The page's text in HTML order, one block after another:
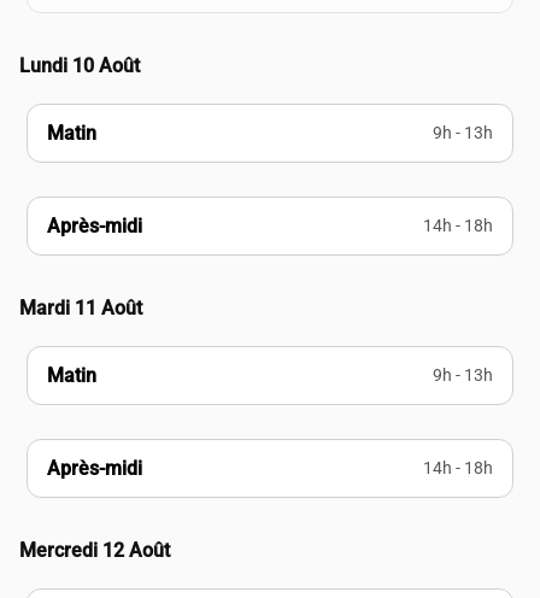
Lundi 10 Août
Matin 9h - 13h
Après-midi 14h - 18h
Mardi 11 Août
Matin 9h - 13h
Après-midi 14h - 18h
Mercredi 12 Août